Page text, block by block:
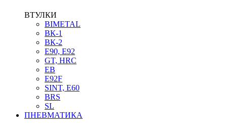
ВТУЛКИ
BIMETAL
ВК-1
ВК-2
Е90, E92
GT, HRC
EB
Е92F
SINT, E60
BRS
SL
ПНЕВМАТИКА